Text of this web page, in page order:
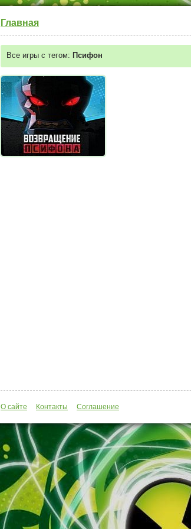
Главная
Все игры с тегом: Псифон
О сайте Контакты Соглашение